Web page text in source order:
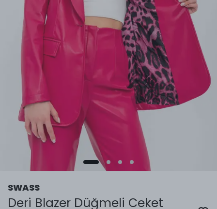
SWASS
Deri Blazer Düğmeli Ceket